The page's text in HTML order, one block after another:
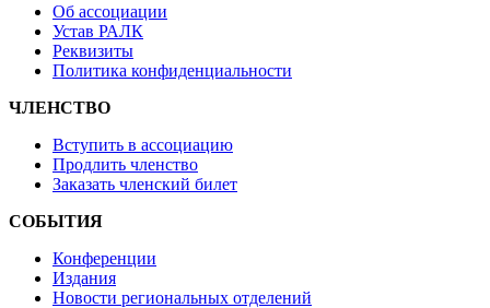
Об ассоциации
Устав РАЛК
Реквизиты
Политика конфиденциальности
ЧЛЕНСТВО
Вступить в ассоциацию
Продлить членство
Заказать членский билет
СОБЫТИЯ
Конференции
Издания
Новости региональных отделений